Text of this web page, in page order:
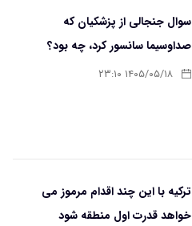
سوال جنجالی از پزشکیان که
صدا‌و‌سیما سانسور کرد، چه بود؟
۱۴۰۵/۰۵/۱۸ ۲۳:۱۰
ترکیه با این چند اقدام مرموز می
خواهد قدرت اول منطقه شود